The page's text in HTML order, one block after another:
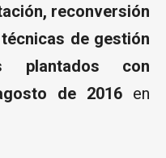
reconversión
de gestión
plantados con
de 2016en